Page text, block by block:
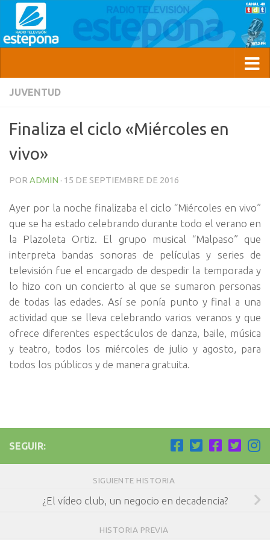
JUVENTUD
Finaliza el ciclo «Miércoles en
vivo»
POR ADMIN · 15 DE SEPTIEMBRE DE 2016
Ayer por la noche finalizaba el ciclo “Miércoles en vivo”
que se ha estado celebrando durante todo el verano en
la Plazoleta Ortiz. El grupo musical “Malpaso” que
interpreta bandas sonoras de películas y series de
televisión fue el encargado de despedir la temporada y
lo hizo con un concierto al que se sumaron personas
de todas las edades. Así se ponía punto y final a una
actividad que se lleva celebrando varios veranos y que
ofrece diferentes espectáculos de danza, baile, música
y teatro, todos los miércoles de julio y agosto, para
todos los públicos y de manera gratuita.
SEGUIR:
SIGUIENTE HISTORIA
¿El vídeo club, un negocio en decadencia?
HISTORIA PREVIA